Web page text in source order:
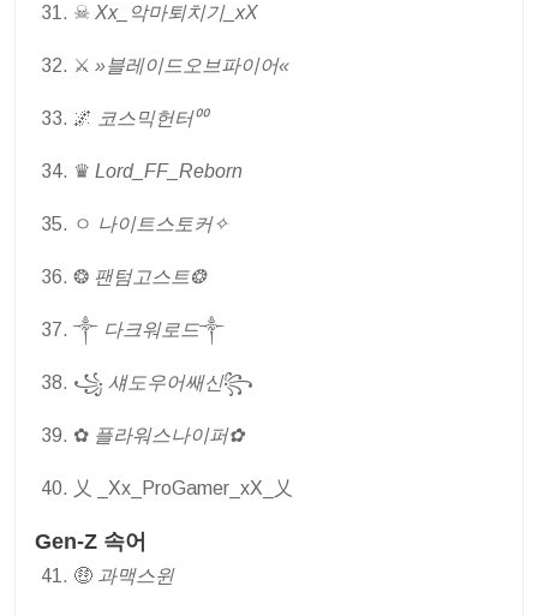
☠ Xx_악마퇴치기_xX
⚔ »블레이드오브파이어«
🌌 코스믹헌터⁰⁰
♛ Lord_FF_Reborn
ㅇ 나이트스토커✧
❂ 팬텀고스트❂
༒ 다크워로드༒
꧁ 섀도우어쌔신꧂
✿ 플라워스나이퍼✿
乂 _Xx_ProGamer_xX_乂
Gen-Z 속어
🤑 과맥스윈